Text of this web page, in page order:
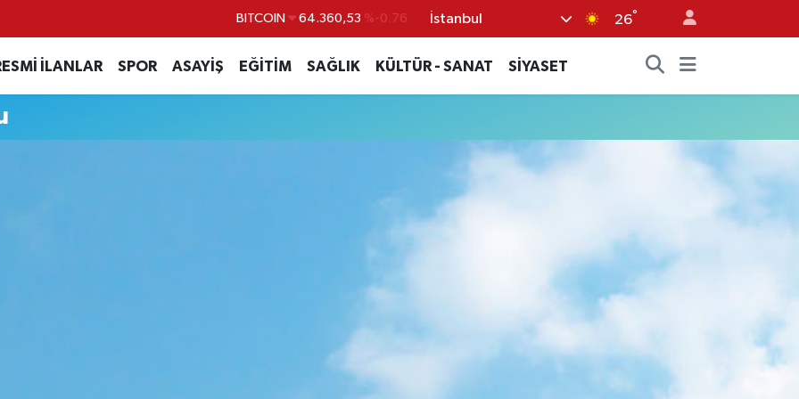
BITCOIN 64.360,53 %-0.76 İstanbul 26°
İLANLAR SPOR ASAYİŞ EĞİTİM SAĞLIK KÜLTÜR - SANAT SİYASET